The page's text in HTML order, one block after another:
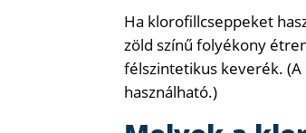
Ha klorofillcseppeket
zöld színű folyékony
félszintetikus keverék.
használható.)